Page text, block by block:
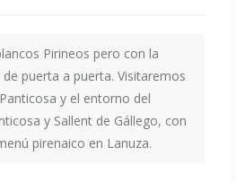
Pirineos pero con la
puerta a puerta. Visitaremos
y el entorno del
y Sallent de Gállego, con
pirenaico en Lanuza.